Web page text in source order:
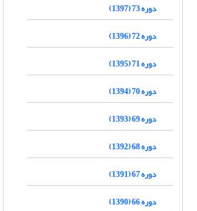
دوره 73 (1397)
دوره 72 (1396)
دوره 71 (1395)
دوره 70 (1394)
دوره 69 (1393)
دوره 68 (1392)
دوره 67 (1391)
دوره 66 (1390)